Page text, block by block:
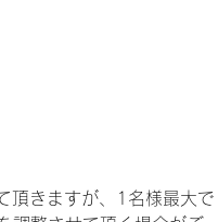
頂きますが、1名様最大で